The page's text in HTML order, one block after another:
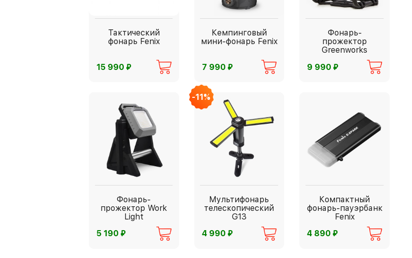
Тактический
фонарь Fenix
15 990 ⃏
Кемпинговый
мини-фонарь Fenix
7 990 ⃏
Фонарь-
прожектор
Greenworks
9 990⃏
Фонарь-
прожектор Work
Light
5 190 ⃏
-11%
Мультифонарь
телескопический
G13
4 990 ⃏
Компактный
фонарь-пауэрбанк
Fenix
4 890⃏